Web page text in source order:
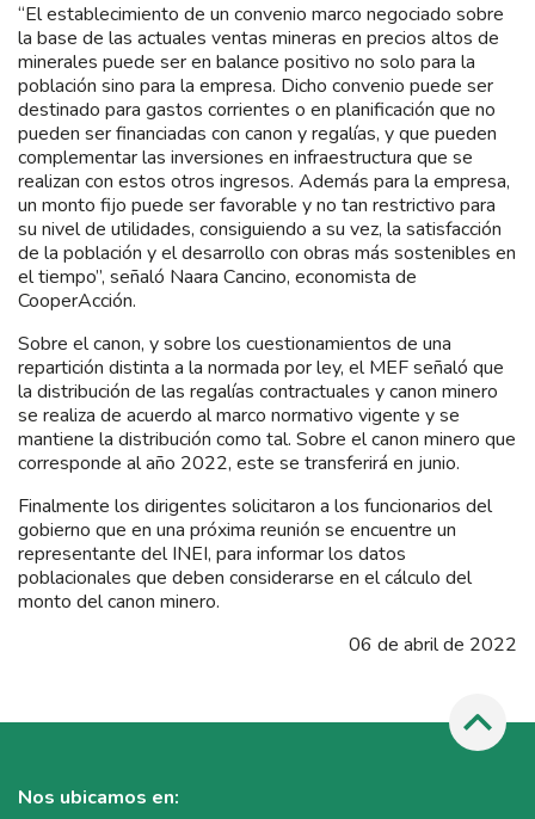
“El establecimiento de un convenio marco negociado sobre
la base de las actuales ventas mineras en precios altos de
minerales puede ser en balance positivo no solo para la
población sino para la empresa. Dicho convenio puede ser
destinado para gastos corrientes o en planificación que no
pueden ser financiadas con canon y regalías, y que pueden
complementar las inversiones en infraestructura que se
realizan con estos otros ingresos. Además para la empresa,
un monto fijo puede ser favorable y no tan restrictivo para
su nivel de utilidades, consiguiendo a su vez, la satisfacción
de la población y el desarrollo con obras más sostenibles en
el tiempo”, señaló Naara Cancino, economista de
CooperAcción.
Sobre el canon, y sobre los cuestionamientos de una
repartición distinta a la normada por ley, el MEF señaló que
la distribución de las regalías contractuales y canon minero
se realiza de acuerdo al marco normativo vigente y se
mantiene la distribución como tal. Sobre el canon minero que
corresponde al año 2022, este se transferirá en junio.
Finalmente los dirigentes solicitaron a los funcionarios del
gobierno que en una próxima reunión se encuentre un
representante del INEI, para informar los datos
poblacionales que deben considerarse en el cálculo del
monto del canon minero.
06 de abril de 2022
Nos ubicamos en: